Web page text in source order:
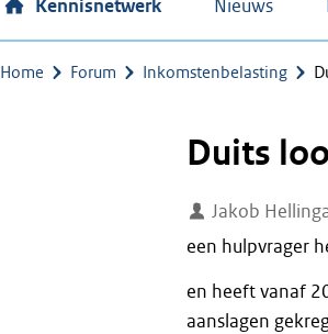
Kennisnetwerk Nieuws
Home Forum Inkomstenbelasting
Duits
Jakob
een hulpvrager
en heeft vanaf
aanslagen